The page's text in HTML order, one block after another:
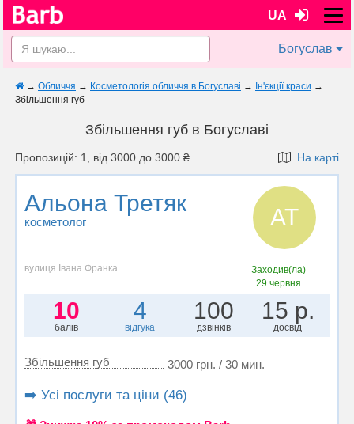
UA
Богуслав
→ Обличчя → Косметологія обличчя в Богуславі → Ін'єкції краси →
Збільшення губ
Збільшення губ в Богуславі
Пропозицій: 1, від 3000 до 3000 ₴ На карті
Альона Третяк
косметолог АТ
вулиця Івана Франка
Заходив(ла)
29 червня
10
балів
4
відгука
100
дзвінків
15 р.
досвід
Збільшення губ 3000 грн. / 30 мин.
➡️ Усі послуги та ціни (46)